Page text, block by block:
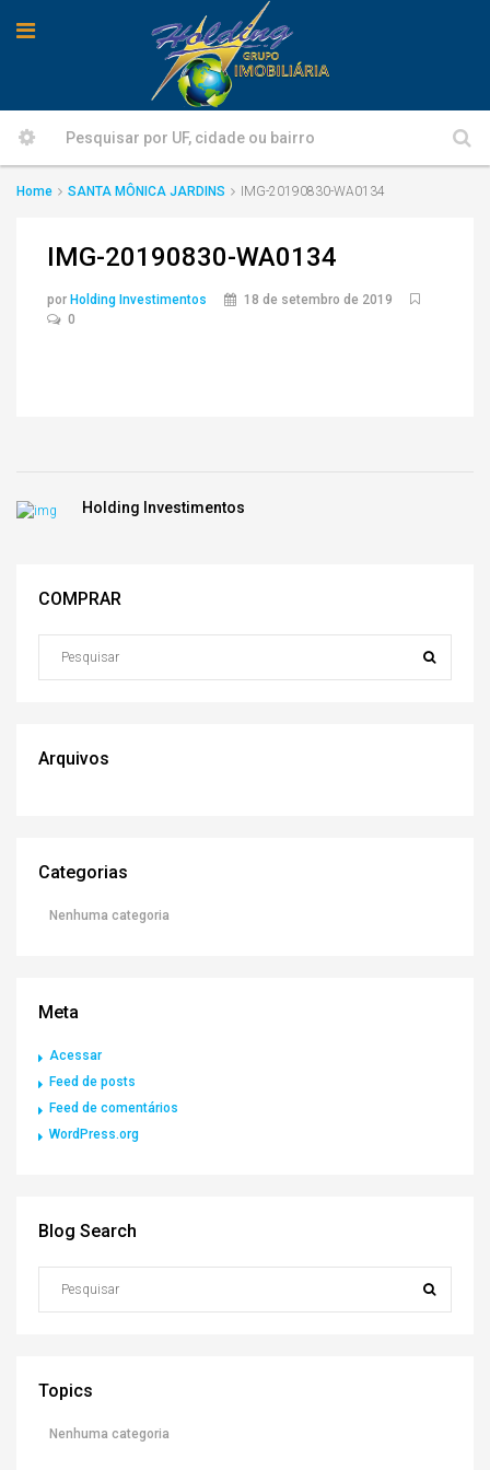
Home SANTA MÔNICA JARDINS IMG-20190830-WA0134
IMG-20190830-WA0134
por Holding Investimentos
18 de setembro de 2019
0
Holding Investimentos
COMPRAR
Arquivos
Categorias
Nenhuma categoria
Meta
Acessar
Feed de posts
Feed de comentários
WordPress.org
Blog Search
Topics
Nenhuma categoria